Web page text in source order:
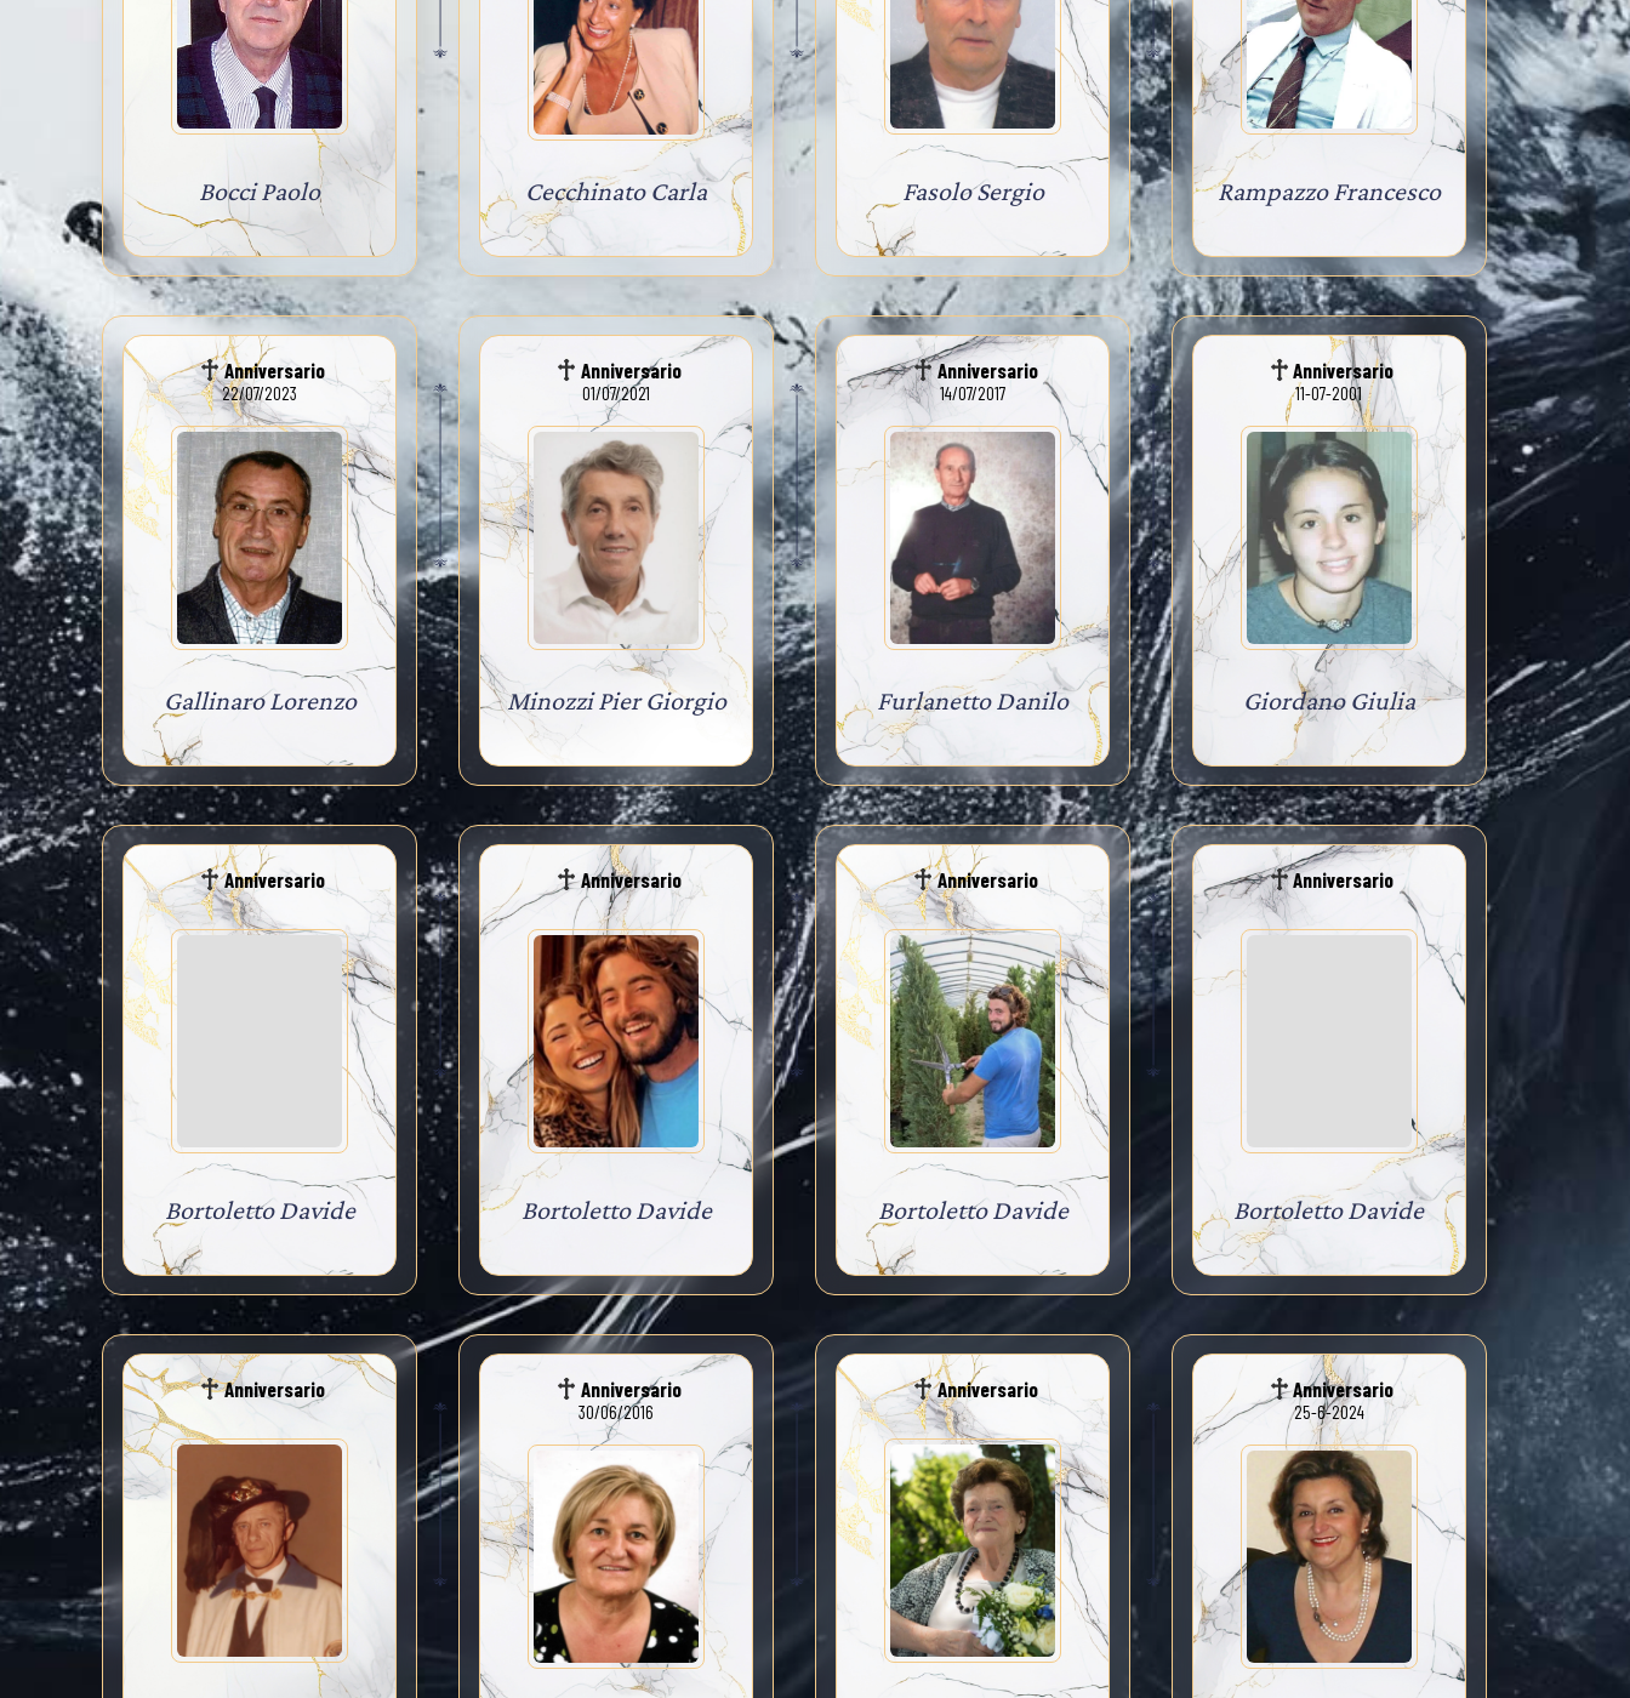
Bocci Paolo Cecchinato Carla Fasolo Sergio Rampazzo Francesco
Anniversario
22/07/2023
Gallinaro Lorenzo
Anniversario
01/07/2021
Minozzi Pier Giorgio
Anniversario
14/07/2017
Furlanetto Danilo
Anniversario
11-07-2001
Giordano Giulia
Anniversario
Bortoletto Davide
Anniversario
Bortoletto Davide
Anniversario
Bortoletto Davide
Anniversario
Bortoletto Davide
Anniversario Anniversario
30/06/2016
Anniversario Anniversario
25-6-2024